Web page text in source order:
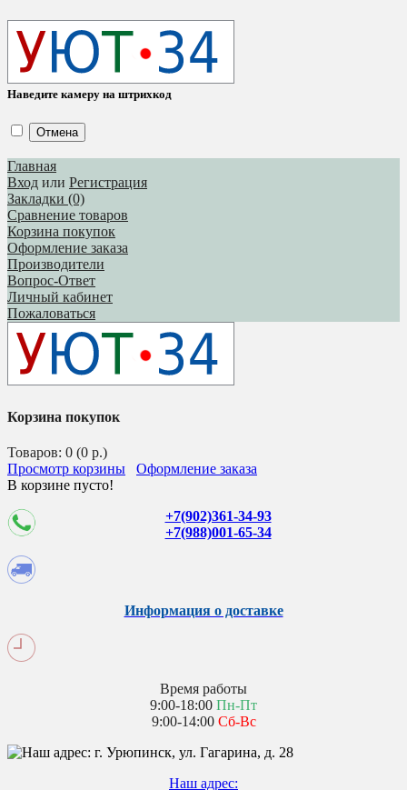
Наведите камеру на штрихкод
Отмена
Главная
Вход или Регистрация
Закладки (0)
Сравнение товаров
Корзина покупок
Оформление заказа
Производители
Вопрос-Ответ
Личный кабинет
Пожаловаться
Корзина покупок
Товаров: 0 (0 р.)
Просмотр корзины
Оформление заказа
В корзине пусто!
+7(902)361-34-93
+7(988)001-65-34
Информация о доставке
Время работы
9:00-18:00 Пн-Пт
9:00-14:00 Сб-Вс
Наш адрес: